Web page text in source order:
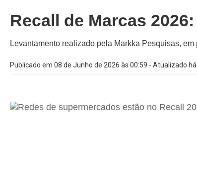
Recall de Marcas
Levantamento realizado pela Markka Pesquisas,
Publicado em 08 de Junho de 2026 às 00:59 - Atualizado